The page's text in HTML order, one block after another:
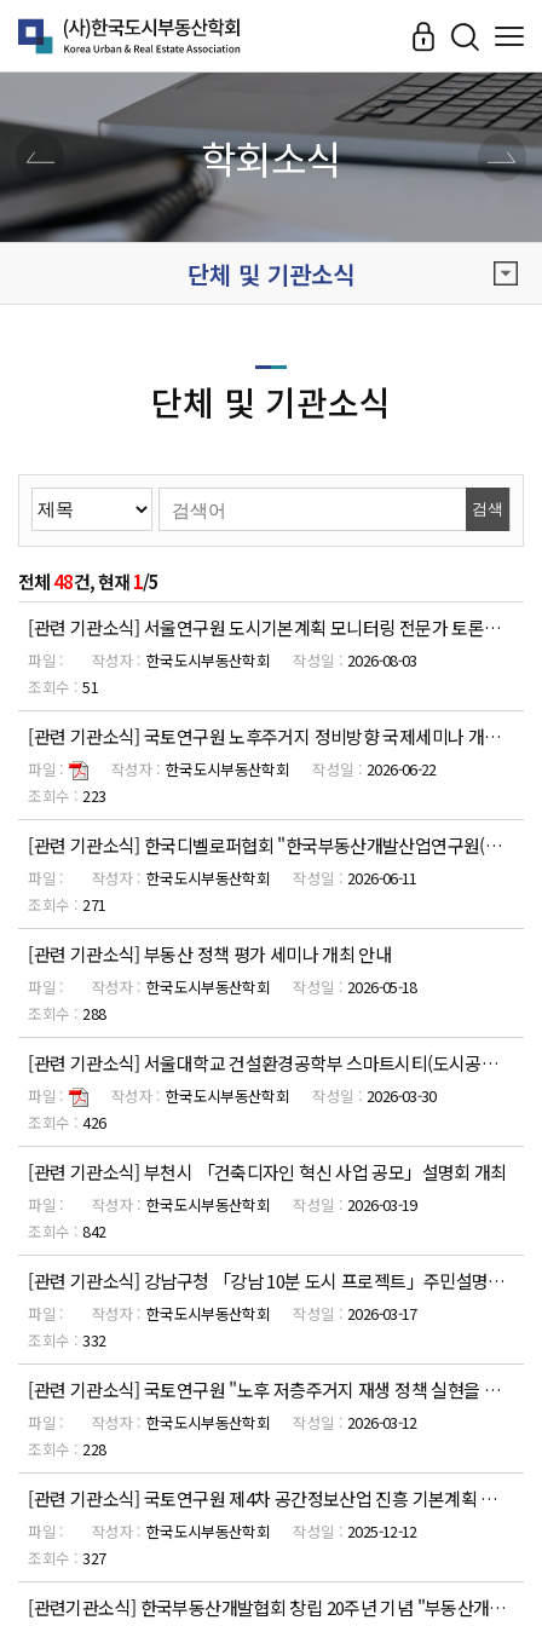
학회소식
단체 및 기관소식
단체 및 기관소식
검색
전체48건, 현재1/5
[관련 기관소식] 서울연구원 도시기본계획 모니터링 전문가 토론회 개최
한국도시부동산학회
2026-08-03
51
[관련 기관소식] 국토연구원 노후주거지 정비방향 국제세미나 개최 안내
한국도시부동산학회
2026-06-22
223
[관련 기관소식] 한국디벨로퍼협회 "한국부동산개발산업연구원(KREDII)" 설립 기념 심포지엄 개최 안내
한국도시부동산학회
2026-06-11
271
[관련 기관소식] 부동산 정책 평가 세미나 개최 안내
한국도시부동산학회
2026-05-18
288
[관련 기관소식] 서울대학교 건설환경공학부 스마트시티(도시공학) 2026년도 제1차 전임교원 채용 공고 안...
한국도시부동산학회
2026-03-30
426
[관련 기관소식] 부천시 「건축디자인 혁신 사업 공모」설명회 개최
한국도시부동산학회
2026-03-19
842
[관련 기관소식] 강남구청 「강남 10분 도시 프로젝트」주민설명회 개최
한국도시부동산학회
2026-03-17
332
[관련 기관소식] 국토연구원 "노후 저층주거지 재생 정책 실현을 위한 현장토론회 개최 안내
한국도시부동산학회
2026-03-12
228
[관련 기관소식] 국토연구원 제4차 공간정보산업 진흥 기본계획 수립 공청회 개최
한국도시부동산학회
2025-12-12
327
[관련기관소식] 한국부동산개발협회 창립 20주년 기념 "부동산개발과 공공기여" 출간 안내